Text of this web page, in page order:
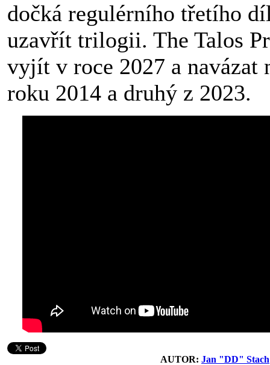
dočká regulérního třetího
uzavřít trilogii. The Talos
vyjít v roce 2027 a navázat
roku 2014 a druhý z 2023.
AUTOR: Jan "DD" Stach